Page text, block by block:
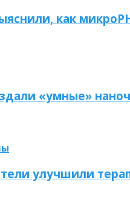
как
«умные»
улучшили